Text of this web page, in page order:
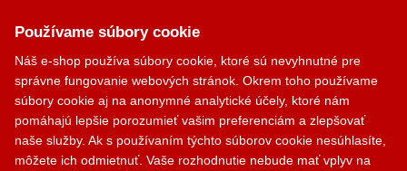
okr. Ružomberok, 034 96
0948 949 949
palomino@palomino.sk
Používame súbory cookie
Náš e-shop používa súbory cookie, ktoré sú nevyhnutné pre
správne fungovanie webových stránok. Okrem toho používame
súbory cookie aj na anonymné analytické účely, ktoré nám
pomáhajú lepšie porozumieť vašim preferenciám a zlepšovať
naše služby. Ak s používaním týchto súborov cookie nesúhlasíte,
môžete ich odmietnuť. Vaše rozhodnutie nebude mať vplyv na